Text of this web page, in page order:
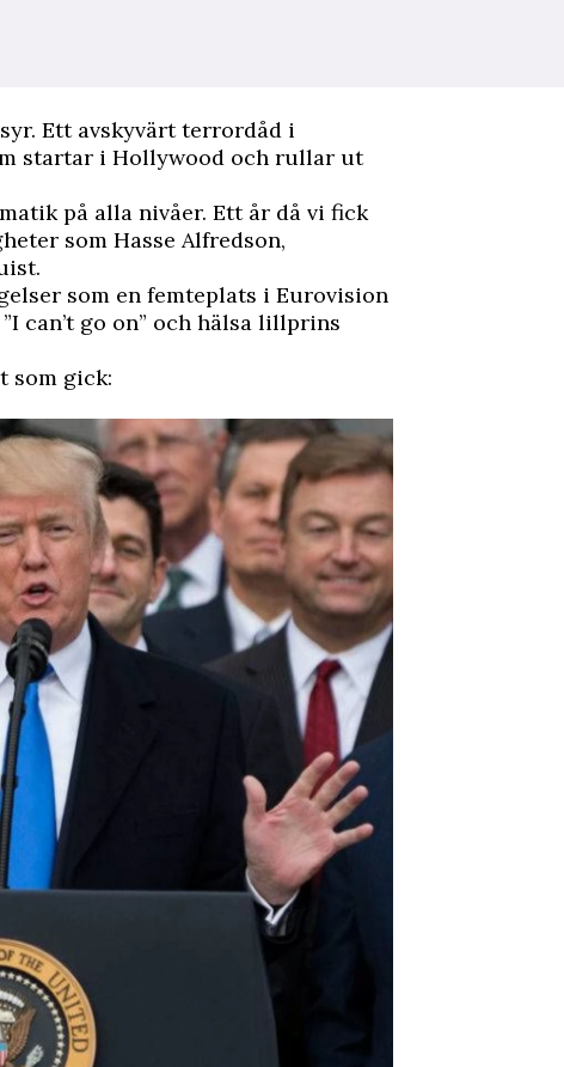
Ett avskyvärt terrordåd i
startar i Hollywood och rullar ut
på alla nivåer. Ett år då vi fick
som Hasse Alfredson,
som en femteplats i Eurovision
can’t go on” och hälsa lillprins
som gick: